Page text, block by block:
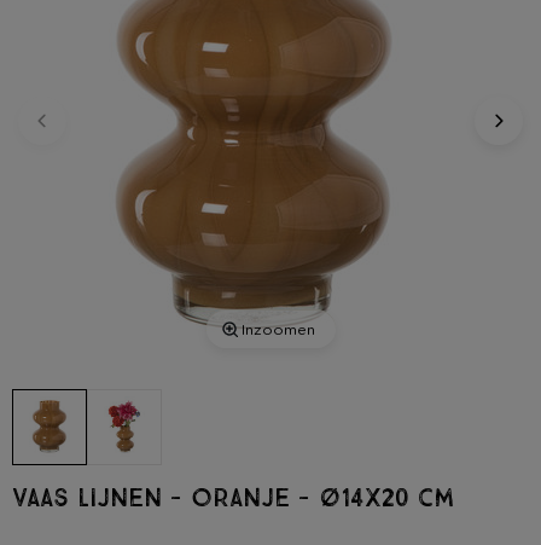
Inzoomen
Vaas lijnen - oranje - ø14x20 cm